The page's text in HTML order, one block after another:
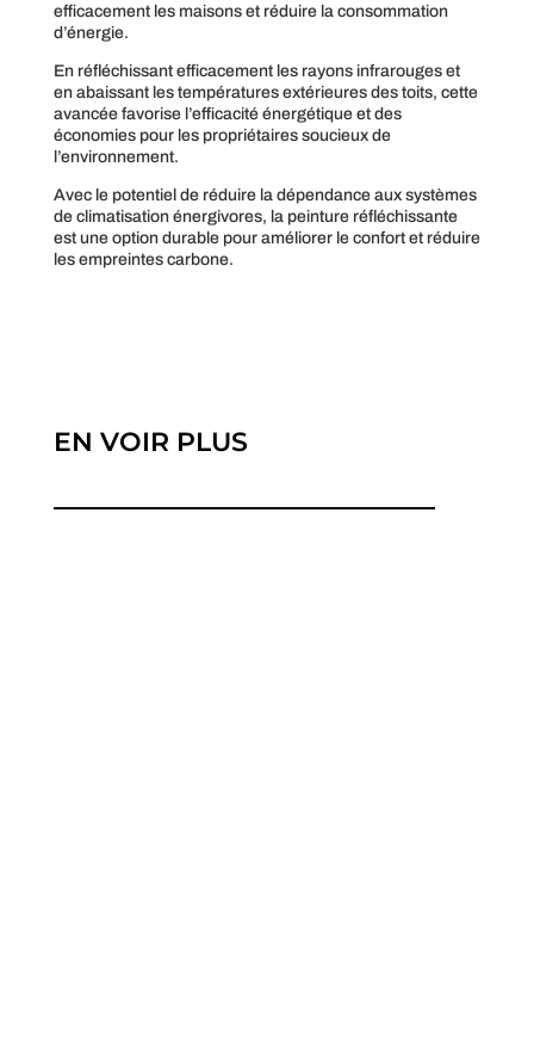
efficacement les maisons et réduire la consommation
d’énergie.
En réfléchissant efficacement les rayons infrarouges et
en abaissant les températures extérieures des toits, cette
avancée favorise l’efficacité énergétique et des
économies pour les propriétaires soucieux de
l’environnement.
Avec le potentiel de réduire la dépendance aux systèmes
de climatisation énergivores, la peinture réfléchissante
est une option durable pour améliorer le confort et réduire
les empreintes carbone.
EN VOIR PLUS